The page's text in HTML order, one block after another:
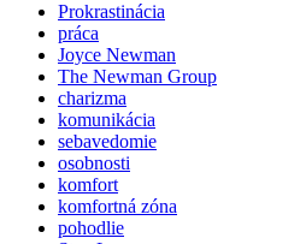
Prokrastinácia
práca
Joyce Newman
The Newman Group
charizma
komunikácia
sebavedomie
osobnosti
komfort
komfortná zóna
pohodlie